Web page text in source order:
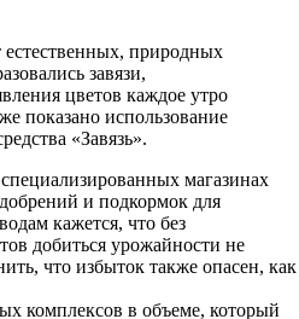
естественных, природных
завязи,
цветов каждое утро
показано использование
«Завязь».
магазинах
и подкормок для
кажется, что без
добиться урожайности не
что избыток также опасен, как
комплексов в объеме, который